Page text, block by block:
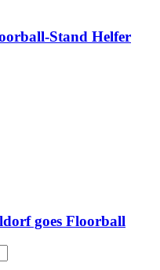
Stand Helfer
goes Floorball